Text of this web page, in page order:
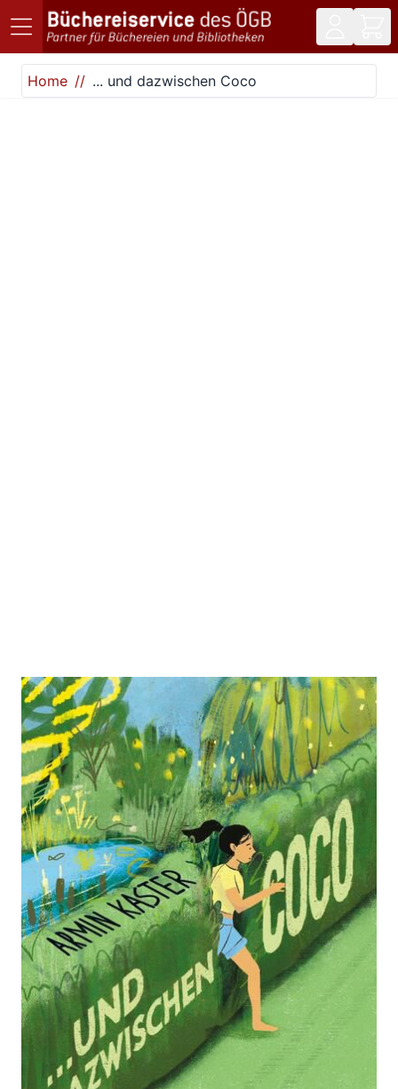
Direkt zum Inhalt
Home
... und dazwischen Coco
... und dazwischen Coco
Zur Wunschliste hinzufügen
Kinderbuch ab 9 Jahren über Freundschaft und
Familie, verschiedene Familienmodelle, Trennung
und Patchwork, gelebte Emotionen in der Pubertät,
Vielfalt und Diversität
VonArmin Kaster
Verlag: Jungbrunnen 04.02.2026
Buch 120 Seiten
Hardcover
70266029-1